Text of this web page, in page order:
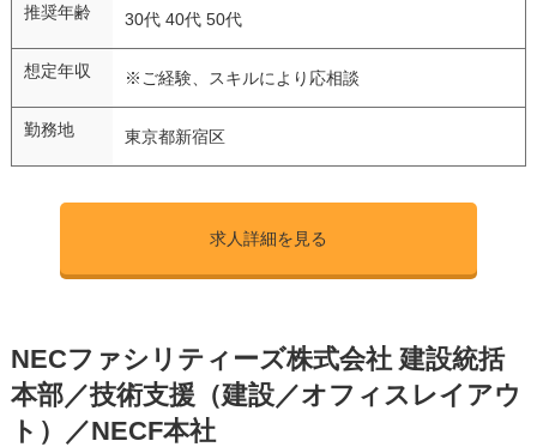
推奨年齢 30代 40代 50代
想定年収 ※ご経験、スキルにより応相談
勤務地 東京都新宿区
求人詳細を見る
NECファシリティーズ株式会社 建設統括
本部／技術支援（建設／オフィスレイアウ
ト）／NECF本社